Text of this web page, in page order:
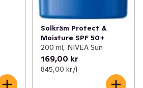
Solkräm Protect &
Moisture SPF 50+
200 ml, NIVEA Sun
169,00 kr
845,00 kr /l